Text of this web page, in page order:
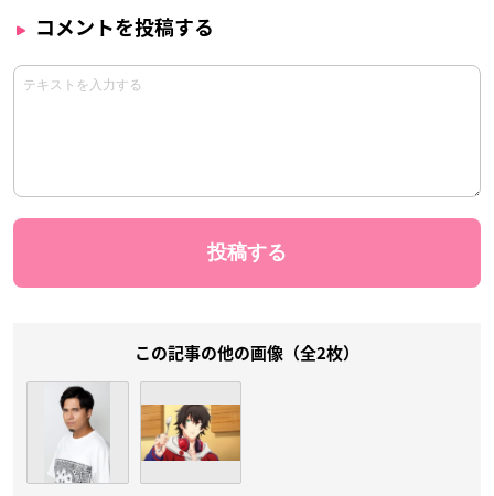
コメントを投稿する
この記事の他の画像（全2枚）